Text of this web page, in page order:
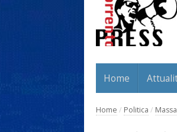
Home
Home / Politica /